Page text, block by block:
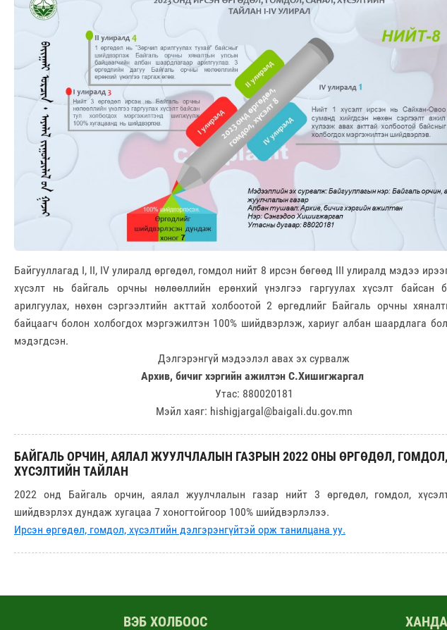
Байгууллагад I, II, IV улиралд өргөдөл, гомдол нийт 8 ирсэн бөгөөд III улиралд мэдээ
хүсэлт нь байгаль орчны нөлөөллийн ерөнхий үнэлгээ гаргуулах хүсэлт байсан
арилгуулах, нөхөн сэргээлтийн акттай холбоотой 2 өргөдлийг Байгаль орчны
байцаагч болон холбогдох мэргэжилтэн 100% шийдвэрлэж, хариуг албан шаардлага
мэдэгдсэн.
Дэлгэрэнгүй мэдээлэл авах эх сурвалж
Архив, бичиг хэргийн ажилтэн С.Хишигжаргал
Утас: 880020181
Мэйл хаяг: hishigjargal@baigali.du.gov.mn
БАЙГАЛЬ ОРЧИН, АЯЛАЛ ЖУУЛЧЛАЛЫН ГАЗРЫН 2022 ОНЫ ӨРГӨДӨЛ, ГОМДОЛ,
ХҮСЭЛТИЙН ТАЙЛАН
2022 онд Байгаль орчин, аялал жуулчлалын газар нийт 3 өргөдөл, гомдол,
шийдвэрлэх дундаж хугацаа 7 хоногтойгоор 100% шийдвэрлэлээ.
Ирсэн өргөдөл, гомдол, хүсэлтийн дэлгэрэнгүйтэй орж танилцана уу.
ВЭБ ХОЛБООС